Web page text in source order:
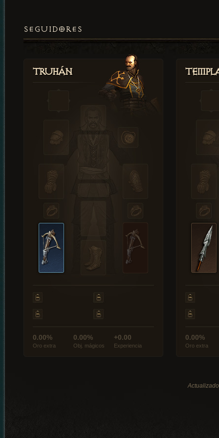
SEGUIDORES
Truhán
0.00%
Oro extra
0.00%
Obj. mágicos
+0.00
Experiencia
0.00%
Oro extra